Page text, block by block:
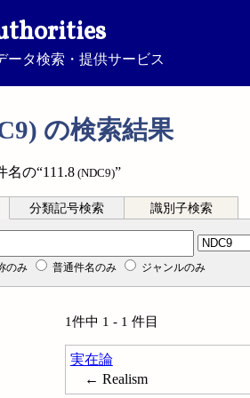
ータ検索・提供サービス
の検索結果
名の“111.8(NDC9)”
分類記号検索 識別子検索
のみ 普通件名のみ ジャンルのみ
1件中 1 - 1 件目
実在論
← Realism